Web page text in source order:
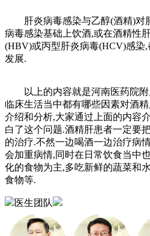
肝炎病毒感染与乙醇(酒精)对
病毒感染基础上饮酒,或在酒精性
(HBV)或丙型肝炎病毒(HCV)感染
发展.
以上的内容就是河南医药院附
临床生活当中都有哪些因素对酒
介绍和分析,大家通过上面的内容
白了这个问题.酒精肝患者一定要
的治疗.不然一边喝酒一边治疗病
会加重病情,同时在日常饮食当中
化的食物为主,多吃新鲜的蔬菜和
食物等.
医生团队